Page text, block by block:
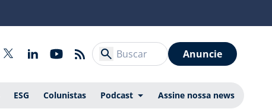
Anuncie
ESG Colunistas Podcast Assine nossa news